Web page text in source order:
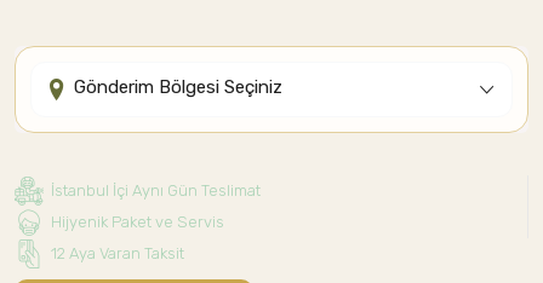
Gönderim Bölgesi Seçiniz
İstanbul İçi Aynı Gün Teslimat
Hijyenik Paket ve Servis
12 Aya Varan Taksit